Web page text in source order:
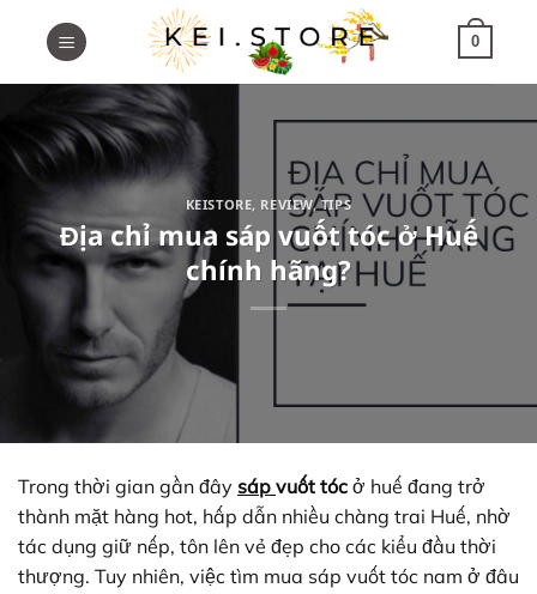
0
KEISTORE, REVIEW,TIPS
Địa chỉ mua sáp vuốt tóc ở Huế
chính hãng?
Trong thời gian gần đây sáp vuốt tóc ở huế đang trở
thành mặt hàng hot, hấp dẫn nhiều chàng trai Huế, nhờ
tác dụng giữ nếp, tôn lên vẻ đẹp cho các kiểu đầu thời
thượng. Tuy nhiên, việc tìm mua sáp vuốt tóc nam ở đâu